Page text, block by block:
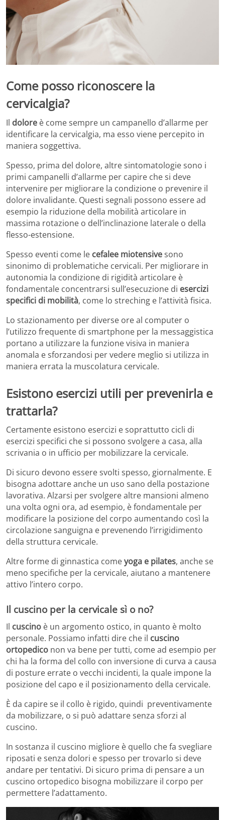
Come posso riconoscere la
cervicalgia?
Il dolore è come sempre un campanello d’allarme per
identificare la cervicalgia, ma esso viene percepito in
maniera soggettiva.
Spesso, prima del dolore, altre sintomatologie sono i
primi campanelli d’allarme per capire che si deve
intervenire per migliorare la condizione o prevenire il
dolore invalidante. Questi segnali possono essere ad
esempio la riduzione della mobilità articolare in
massima rotazione o dell’inclinazione laterale o della
flesso-estensione.
Spesso eventi come le cefalee miotensivesono
sinonimo di problematiche cervicali. Per migliorare in
autonomia la condizione di rigidità articolare è
fondamentale concentrarsi sull’esecuzione di esercizi
specifici di mobilità, come lo streching e l’attività fisica.
Lo stazionamento per diverse ore al computer o
l’utilizzo frequente di smartphone per la messaggistica
portano a utilizzare la funzione visiva in maniera
anomala e sforzandosi per vedere meglio si utilizza in
maniera errata la muscolatura cervicale.
Esistono esercizi utili per prevenirla e
trattarla?
Certamente esistono esercizi e soprattutto cicli di
esercizi specifici che si possono svolgere a casa, alla
scrivania o in ufficio per mobilizzare la cervicale.
Di sicuro devono essere svolti spesso, giornalmente. E
bisogna adottare anche un uso sano della postazione
lavorativa. Alzarsi per svolgere altre mansioni almeno
una volta ogni ora, ad esempio, è fondamentale per
modificare la posizione del corpo aumentando così la
circolazione sanguigna e prevenendo l’irrigidimento
della struttura cervicale.
Altre forme di ginnastica comeyoga e pilates, anche se
meno specifiche per la cervicale, aiutano a mantenere
attivo l’intero corpo.
Il cuscino per la cervicale sì o no?
Il cuscino è un argomento ostico, in quanto è molto
personale. Possiamo infatti dire che il cuscino
ortopedico non va bene per tutti, come ad esempio per
chi ha la forma del collo con inversione di curva a causa
di posture errate o vecchi incidenti, la quale impone la
posizione del capo e il posizionamento della cervicale.
È da capire se il collo è rigido, quindi preventivamente
da mobilizzare, o si può adattare senza sforzi al
cuscino.
In sostanza il cuscino migliore è quello che fa svegliare
riposati e senza dolori e spesso per trovarlo si deve
andare per tentativi. Di sicuro prima di pensare a un
cuscino ortopedico bisogna mobilizzare il corpo per
permettere l’adattamento.